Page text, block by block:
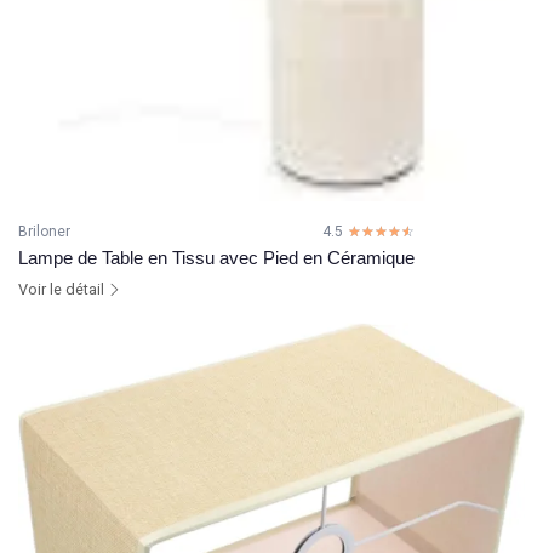
Briloner 4.5 ☆☆☆☆☆
★★★★★
Lampe de Table en Tissu avec Pied en Céramique
Voir le détail